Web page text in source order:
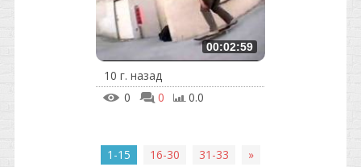
00:02:59
10 г. назад
0
0 0.0
1-15 16-30 31-33 »